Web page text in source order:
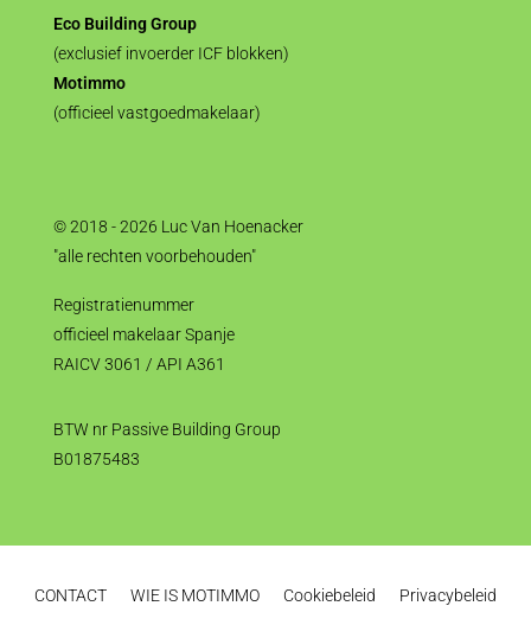
Eco Building Group
(exclusief invoerder ICF blokken)
Motimmo
(officieel vastgoedmakelaar)
© 2018 - 2026 Luc Van Hoenacker
"alle rechten voorbehouden"
Registratienummer
officieel makelaar Spanje
RAICV 3061 / API A361
BTW nr Passive Building Group
B01875483
CONTACT WIE IS MOTIMMO Cookiebeleid Privacybeleid